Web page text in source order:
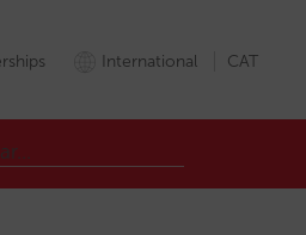
International CAT